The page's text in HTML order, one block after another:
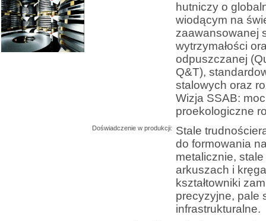
hutniczy o
wiodącym na
zaawansowanej
wytrzymałości
odpuszczanej
Q&T),
stalowych oraz
Wizja SSAB:
proekologiczne
Doświadczenie w produkcji:
Stale
do formowania
metalicznie,
arkuszach i
kształtowniki
precyzyjne, pale
infrastrukturalne.